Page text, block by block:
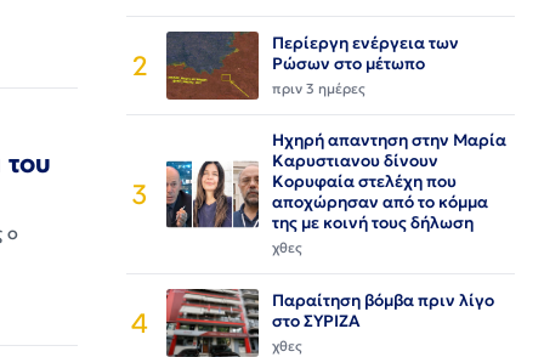
ο
2
Περίεργη ενέργεια των
Ρώσων στο μέτωπο
πριν 3 ημέρες
3
Ηχηρή απαντηση στην Μαρία
Καρυστιανου δίνουν
Κορυφαία στελέχη που
αποχώρησαν από το κόμμα
της με κοινή τους δήλωση
χθες
4
Παραίτηση βόμβα πριν λίγο
στο ΣΥΡΙΖΑ
χθες